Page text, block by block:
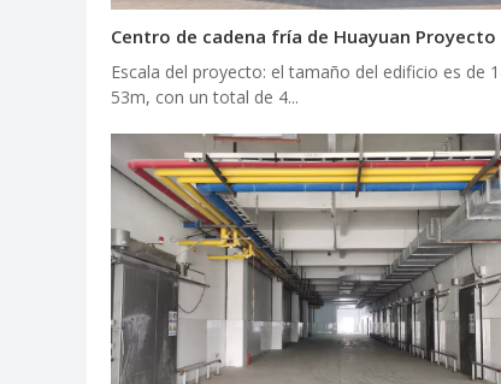
Escala del proyecto: el tamaño del edificio es de
53m, con un total de 4...